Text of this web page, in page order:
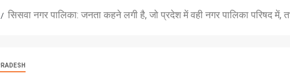
सिसवा नगर पालिका: जनता कहने लगी है, जो प्रदेश में वही नगर पालिका परिषद में,